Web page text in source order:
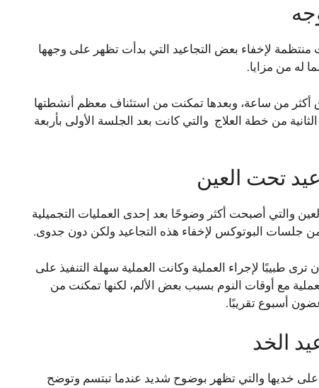
لإخفاء بعض التجاعيد التي بدأت تظهر على وجهها
أكثر من ساعة، وبعدها تمكنت من استئناف معظم أنشطتها
من خطة العلاج والتي كانت بعد الجلسة الأولى بأربعة
تحت العين
العين والتي أصبحت أكثر وضوحًا بعد إحدى العمليات التجميلية
جلسات البوتوكس لإخفاء هذه التجاعيد ولكن دون جدوى.
طبيبًا لإجراء العملية وكانت العملية سهلة التنفيذ على
مع أوقات النوم بسبب بعض الألم، لكنها تمكنت من
أسبوع تقريبًا.
الخد
على خديها والتي تظهر بوضوح شديد عندما تبتسم وتوضح